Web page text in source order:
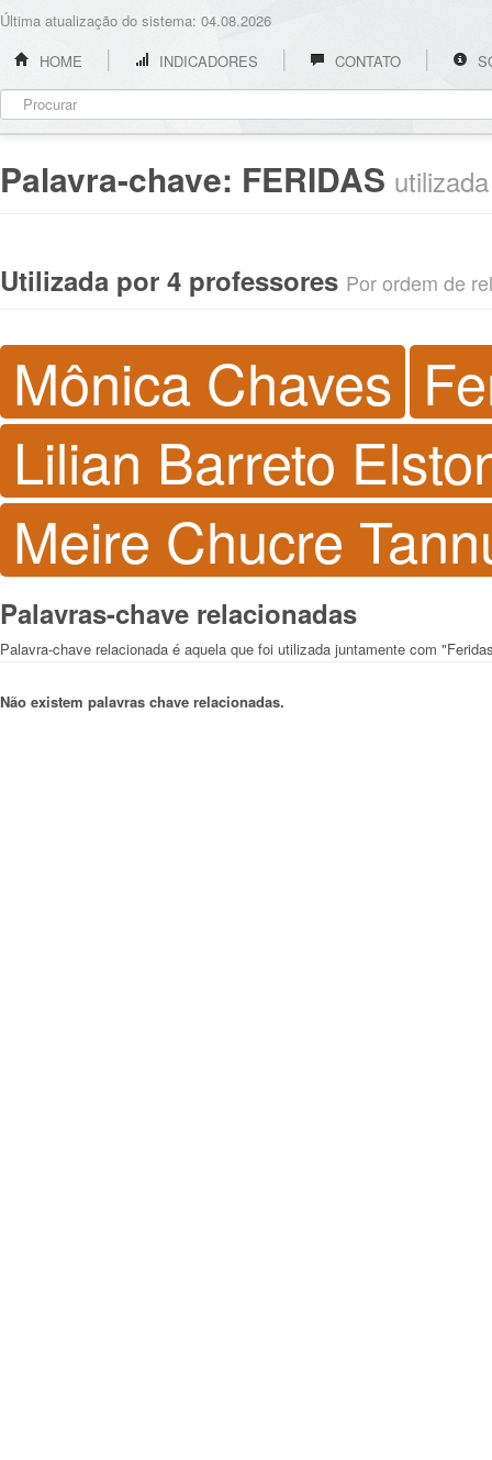
Última atualização do sistema: 04.08.2026
HOME
INDICADORES CONTATO
Palavra-chave: FERIDAS
Utilizada por 4 professores Por ordem de
Mônica Chaves
Lilian Barreto
Meire Chucre
Palavras-chave relacionadas
Palavra-chave relacionada é aquela que foi utilizada juntamente com
Não existem palavras chave relacionadas.